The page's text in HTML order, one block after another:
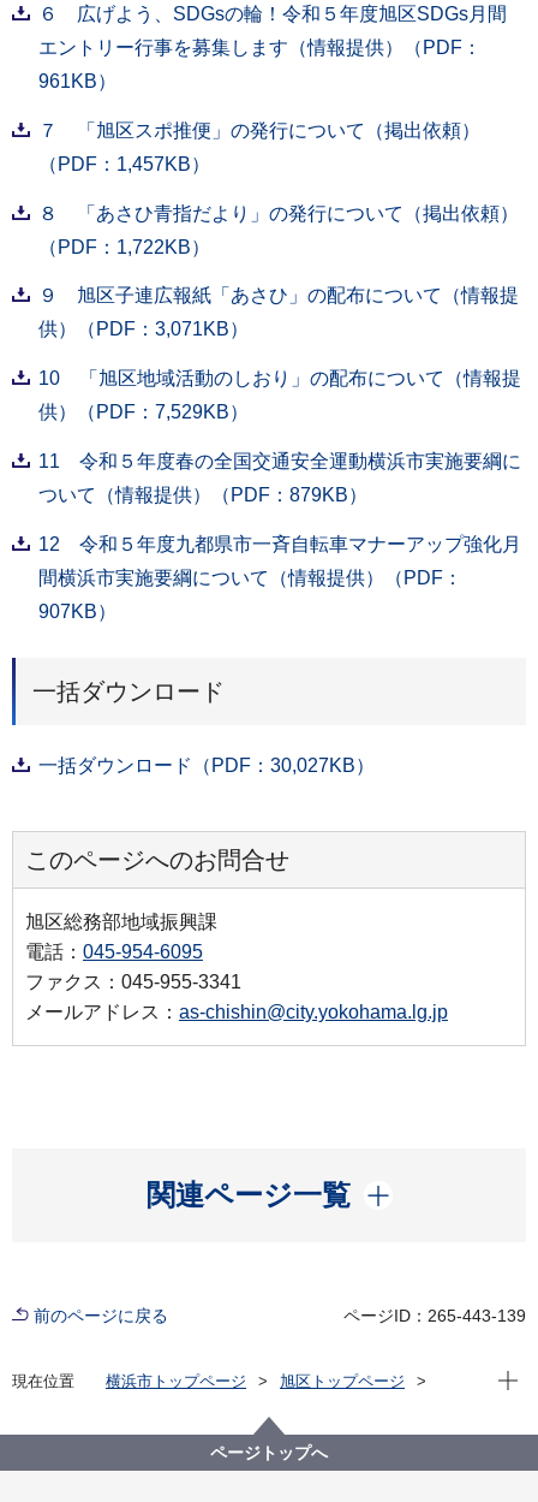
６ 広げよう、SDGsの輪！令和５年度旭区SDGs月間
エントリー行事を募集します（情報提供）（PDF：
961KB）
７ 「旭区スポ推便」の発行について（掲出依頼）
（PDF：1,457KB）
８ 「あさひ青指だより」の発行について（掲出依頼）
（PDF：1,722KB）
９ 旭区子連広報紙「あさひ」の配布について（情報提
供）（PDF：3,071KB）
10 「旭区地域活動のしおり」の配布について（情報提
供）（PDF：7,529KB）
11 令和５年度春の全国交通安全運動横浜市実施要綱に
ついて（情報提供）（PDF：879KB）
12 令和５年度九都県市一斉自転車マナーアップ強化月
間横浜市実施要綱について（情報提供）（PDF：
907KB）
一括ダウンロード
一括ダウンロード（PDF：30,027KB）
このページへのお問合せ
旭区総務部地域振興課
電話： 045-954-6095
ファクス：045-955-3341
メールアドレス： as-chishin@city.yokohama.lg.jp
関連ページ一覧
開く
前のページに戻る ページID：265-443-139
現在位置 横浜市トップページ
旭区トップページ
自治会町内会
連合自治会町内会連絡協議会定例会結果報告
令和５年度 定例会
令和５年４月定例会
現在
ページトップへ